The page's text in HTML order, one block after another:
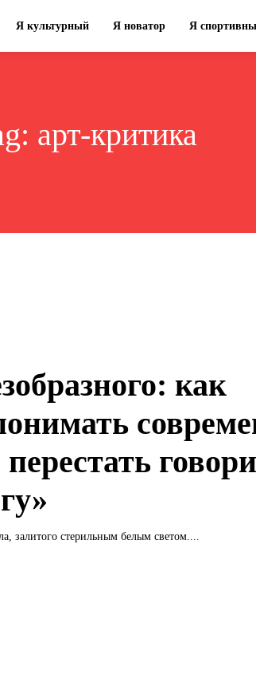
Я культурный Я новатор Я
арт-критика
как
залитого стерильным белым светом....